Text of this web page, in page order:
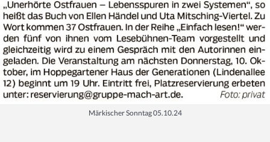
Märkischer Sonntag 05.10.24